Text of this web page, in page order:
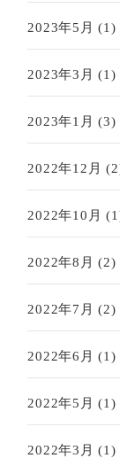
2023年5月 (1)
2023年3月 (1)
2023年1月 (3)
2022年12月
2022年10月
2022年8月 (2)
2022年7月 (2)
2022年6月 (1)
2022年5月 (1)
2022年3月 (1)